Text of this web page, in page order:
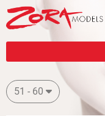
51 - 60